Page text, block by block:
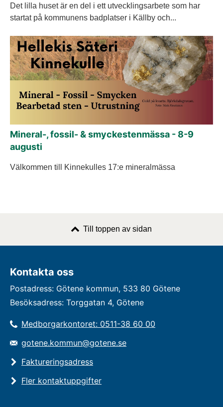
Det lilla huset är en del i ett utvecklingsarbete som har
startat på kommunens badplatser i Källby och...
Mineral-, fossil- & smyckestenmässa - 8-9
augusti
Välkommen till Kinnekulles 17:e mineralmässa
Till toppen av sidan
Kontakta oss
Postadress: Götene kommun, 533 80 Götene
Besöksadress: Torggatan 4, Götene
Medborgarkontoret: 0511-38 60 00
gotene.kommun@gotene.se
Faktureringsadress
Fler kontaktuppgifter